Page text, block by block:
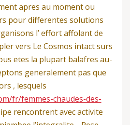
apres au moment ou
pour differentes solutions
l’ effort affolant de
vers Le Cosmos intact surs
etes la plupart balafres au-
generalement pas que
, lesquels
fr/femmes-chaudes-des-
rencontrent avec activite